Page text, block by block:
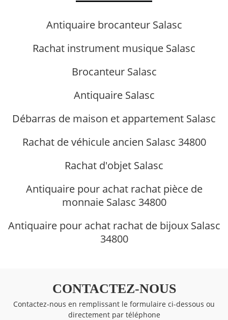
Antiquaire brocanteur Salasc
Rachat instrument musique Salasc
Brocanteur Salasc
Antiquaire Salasc
Débarras de maison et appartement Salasc
Rachat de véhicule ancien Salasc 34800
Rachat d'objet Salasc
Antiquaire pour achat rachat pièce de
monnaie Salasc 34800
Antiquaire pour achat rachat de bijoux Salasc
34800
CONTACTEZ-NOUS
Contactez-nous en remplissant le formulaire ci-dessous ou
directement par téléphone